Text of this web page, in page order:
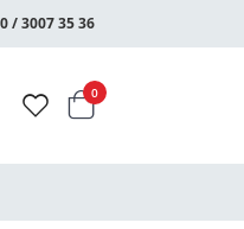
/ 3007 35 36
Warenkorb
0Artikel